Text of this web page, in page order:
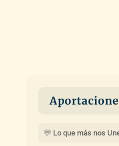
💬 Lo que más nos